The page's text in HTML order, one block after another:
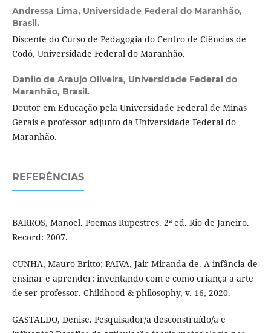
Andressa Lima, Universidade Federal do Maranhão,
Brasil.
Discente do Curso de Pedagogia do Centro de Ciências de
Codó, Universidade Federal do Maranhão.
Danilo de Araujo Oliveira, Universidade Federal do
Maranhão, Brasil.
Doutor em Educação pela Universidade Federal de Minas
Gerais e professor adjunto da Universidade Federal do
Maranhão.
REFERÊNCIAS
BARROS, Manoel. Poemas Rupestres. 2ª ed. Rio de Janeiro.
Record: 2007.
CUNHA, Mauro Britto; PAIVA, Jair Miranda de. A infância de
ensinar e aprender: inventando com e como criança a arte
de ser professor. Childhood & philosophy, v. 16, 2020.
GASTALDO, Denise. Pesquisador/a desconstruído/a e